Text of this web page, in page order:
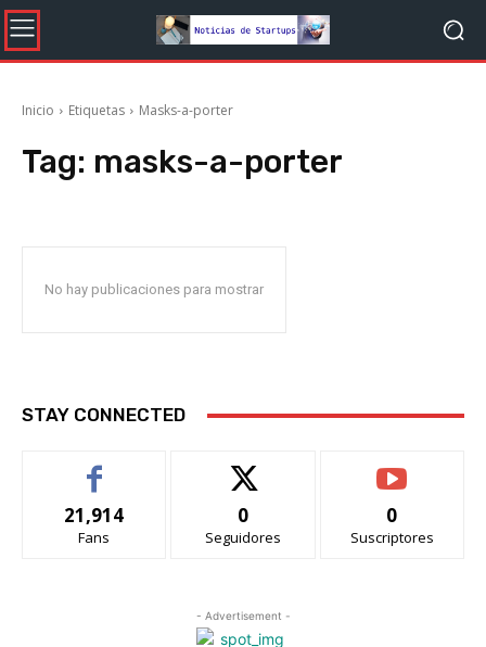
Inicio Etiquetas Masks-a-porter
Tag: masks-a-porter
No hay publicaciones para mostrar
STAY CONNECTED
21,914
Fans
0
Seguidores
0
Suscriptores
- Advertisement -